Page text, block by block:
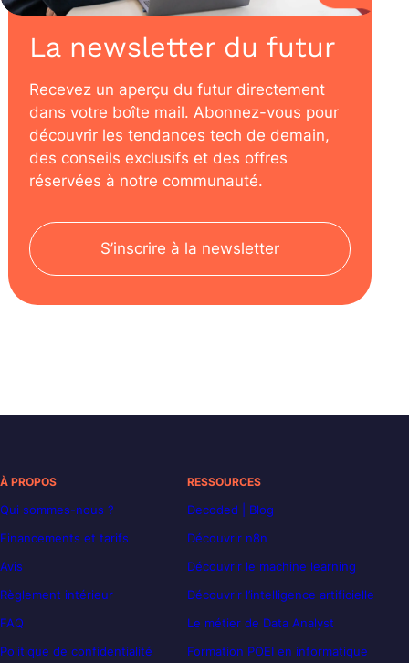
La newsletter du futur
Recevez un aperçu du futur directement
dans votre boîte mail. Abonnez-vous pour
découvrir les tendances tech de demain,
des conseils exclusifs et des offres
réservées à notre communauté.
S’inscrire à la newsletter
À PROPOS
Qui sommes-nous ?
Financements et tarifs
Avis
Règlement intérieur
FAQ
Politique de confidentialité
RESSOURCES
Decoded | Blog
Découvrir n8n
Découvrir le machine learning
Découvrir l’intelligence artificielle
Le métier de Data Analyst
Formation POEI en informatique